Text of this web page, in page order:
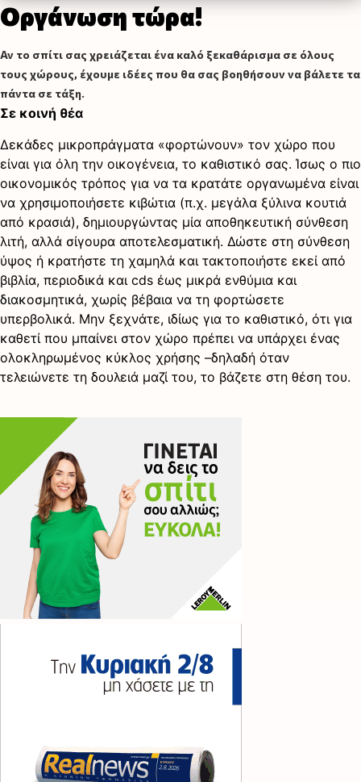
Οργάνωση τώρα!
Αν το σπίτι σας χρειάζεται ένα καλό ξεκαθάρισμα σε όλους
τους χώρους, έχουμε ιδέες που θα σας βοηθήσουν να βάλετε τα
πάντα σε τάξη.
Σε κοινή θέα
Δεκάδες μικροπράγματα «φορτώνουν» τον χώρο που
είναι για όλη την οικογένεια, το καθιστικό σας. Ίσως ο πιο
οικονομικός τρόπος για να τα κρατάτε οργανωμένα είναι
να χρησιμοποιήσετε κιβώτια (π.χ. μεγάλα ξύλινα κουτιά
από κρασιά), δημιουργώντας μία αποθηκευτική σύνθεση
λιτή, αλλά σίγουρα αποτελεσματική. Δώστε στη σύνθεση
ύψος ή κρατήστε τη χαμηλά και τακτοποιήστε εκεί από
βιβλία, περιοδικά και cds έως μικρά ενθύμια και
διακοσμητικά, χωρίς βέβαια να τη φορτώσετε
υπερβολικά. Μην ξεχνάτε, ιδίως για το καθιστικό, ότι για
καθετί που μπαίνει στον χώρο πρέπει να υπάρχει ένας
ολοκληρωμένος κύκλος χρήσης –δηλαδή όταν
τελειώνετε τη δουλειά μαζί του, το βάζετε στη θέση του.